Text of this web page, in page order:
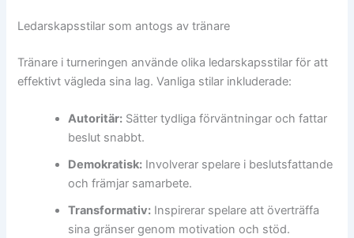
Ledarskapsstilar som antogs av tränare
Tränare i turneringen använde olika ledarskapsstilar för att
effektivt vägleda sina lag. Vanliga stilar inkluderade:
Autoritär: Sätter tydliga förväntningar och fattar
beslut snabbt.
Demokratisk: Involverar spelare i beslutsfattande
och främjar samarbete.
Transformativ: Inspirerar spelare att överträffa
sina gränser genom motivation och stöd.